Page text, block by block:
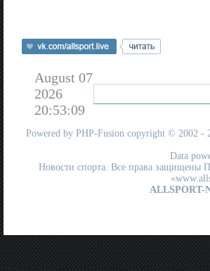
August 07
2026
20:53:09
Powered by PHP-Fusion copyright © 2002 -
Data
Новости спорта. Все права защищены
ALLSPORT-